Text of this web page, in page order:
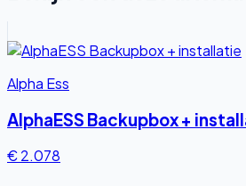
Alpha Ess
AlphaESS Backupbox +
€ 2.078